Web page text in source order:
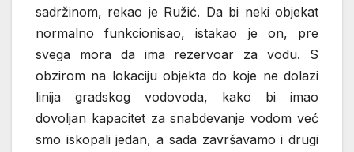
sadržinom, rekao je Ružić. Da bi neki objekat
normalno funkcionisao, istakao je on, pre
svega mora da ima rezervoar za vodu. S
obzirom na lokaciju objekta do koje ne dolazi
linija gradskog vodovoda, kako bi imao
dovoljan kapacitet za snabdevanje vodom već
smo iskopali jedan, a sada završavamo i drugi